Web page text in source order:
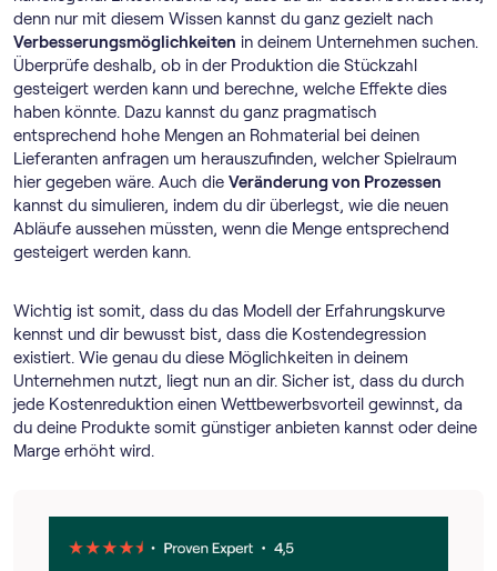
denn nur mit diesem Wissen kannst du ganz gezielt nach
Verbesserungsmöglichkeiten in deinem Unternehmen suchen.
Überprüfe deshalb, ob in der Produktion die Stückzahl
gesteigert werden kann und berechne, welche Effekte dies
haben könnte. Dazu kannst du ganz pragmatisch
entsprechend hohe Mengen an Rohmaterial bei deinen
Lieferanten anfragen um herauszufinden, welcher Spielraum
hier gegeben wäre. Auch die Veränderung von Prozessen
kannst du simulieren, indem du dir überlegst, wie die neuen
Abläufe aussehen müssten, wenn die Menge entsprechend
gesteigert werden kann.
Wichtig ist somit, dass du das Modell der Erfahrungskurve
kennst und dir bewusst bist, dass die Kostendegression
existiert. Wie genau du diese Möglichkeiten in deinem
Unternehmen nutzt, liegt nun an dir. Sicher ist, dass du durch
jede Kostenreduktion einen Wettbewerbsvorteil gewinnst, da
du deine Produkte somit günstiger anbieten kannst oder deine
Marge erhöht wird.